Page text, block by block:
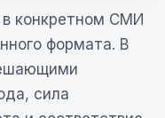
конкретном СМИ
формата. В
сила